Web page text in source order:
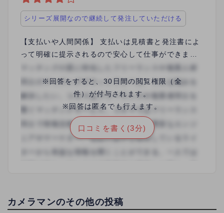
シリーズ展開なので継続して発注していただける
【支払いや人間関係】 支払いは見積書と発注書によ
って明確に提示されるので安心して仕事ができまし
た。 ただ、改訂版が出版される際など厳密に言えば
「二次使用」となり一般的には二次使用料として元
の料金の2～5割は相場として発生するのですがあり
ませんでした。こちらの企業に限ったことではな
く、大手でも二次使用許可だけ求めて料金支払いは
無しというところもあるようなので、二次使用の打
診があった場合は許諾する前に必ず確認をされた方
がいいと思います。 違う企業ですが、一般書籍とし
の表紙と挿絵 全国に支社があるので各地域の出版物
※回答をすると、30日間の閲覧権限（全
件）が付与されます。
※回答は匿名でも行えます。
口コミを書く(3分)
カメラマンのその他の投稿